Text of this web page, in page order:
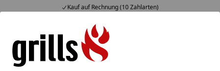
Kauf auf Rechnung (10 Zahlarten)
Alle Produkte
Mein Konto
Suchen